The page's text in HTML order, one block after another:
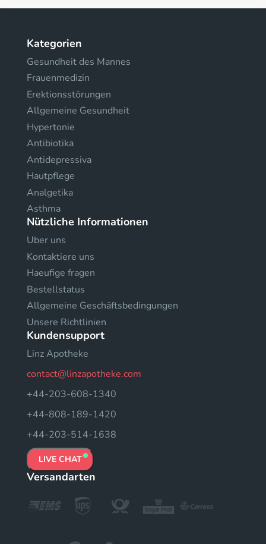
Kategorien
Gesundheit des Mannes
Frauenmedizin
Erektionsstörungen
Allgemeine Gesundheit
Hypertonie
Antibiotika
Antidepressiva
Hautpflege
Analgetika
Asthma
Nützliche Informationen
Uber uns
Kontaktiere uns
Haeufige fragen
Bestellstatus
Allgemeine Geschäftsbedingungen
Unsere Richtlinien
Kundensupport
Linz Apotheke
contact@linzapotheke.com
+44-203-608-1340
+44-808-189-1420
+44-203-514-1638
LIVE CHAT
Versandarten